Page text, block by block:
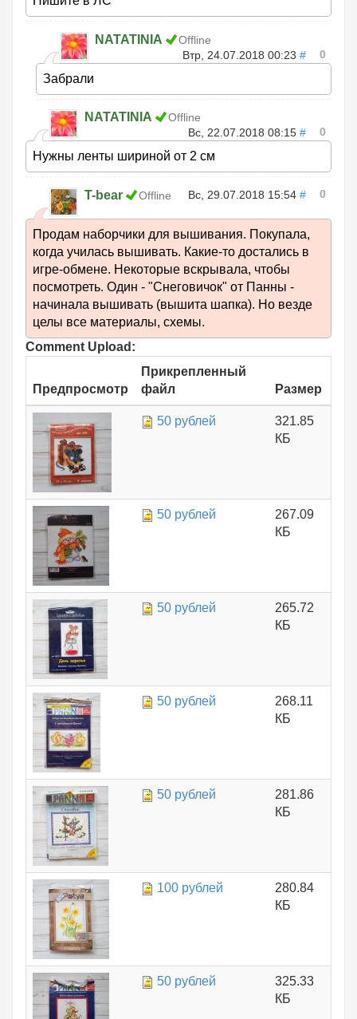
NATATINIA
Offline
Втр, 24.07.2018 00:23 # 0
Забрали
NATATINIA
Offline
Вс, 22.07.2018 08:15 # 0
Нужны ленты шириной от 2 см
T-bear Offline Вс, 29.07.2018 15:54 # 0
Продам наборчики для вышивания. Покупала,
когда училась вышивать. Какие-то достались в
игре-обмене. Некоторые вскрывала, чтобы
посмотреть. Один - "Снеговичок" от Панны -
начинала вышивать (вышита шапка). Но везде
целы все материалы, схемы.
Comment Upload:
Предпросмотр
Прикрепленный
файл
Размер
50 рублей
321.85
КБ
50 рублей
267.09
КБ
50 рублей
265.72
КБ
50 рублей
268.11
КБ
50 рублей
281.86
КБ
100 рублей
280.84
КБ
50 рублей
325.33
КБ